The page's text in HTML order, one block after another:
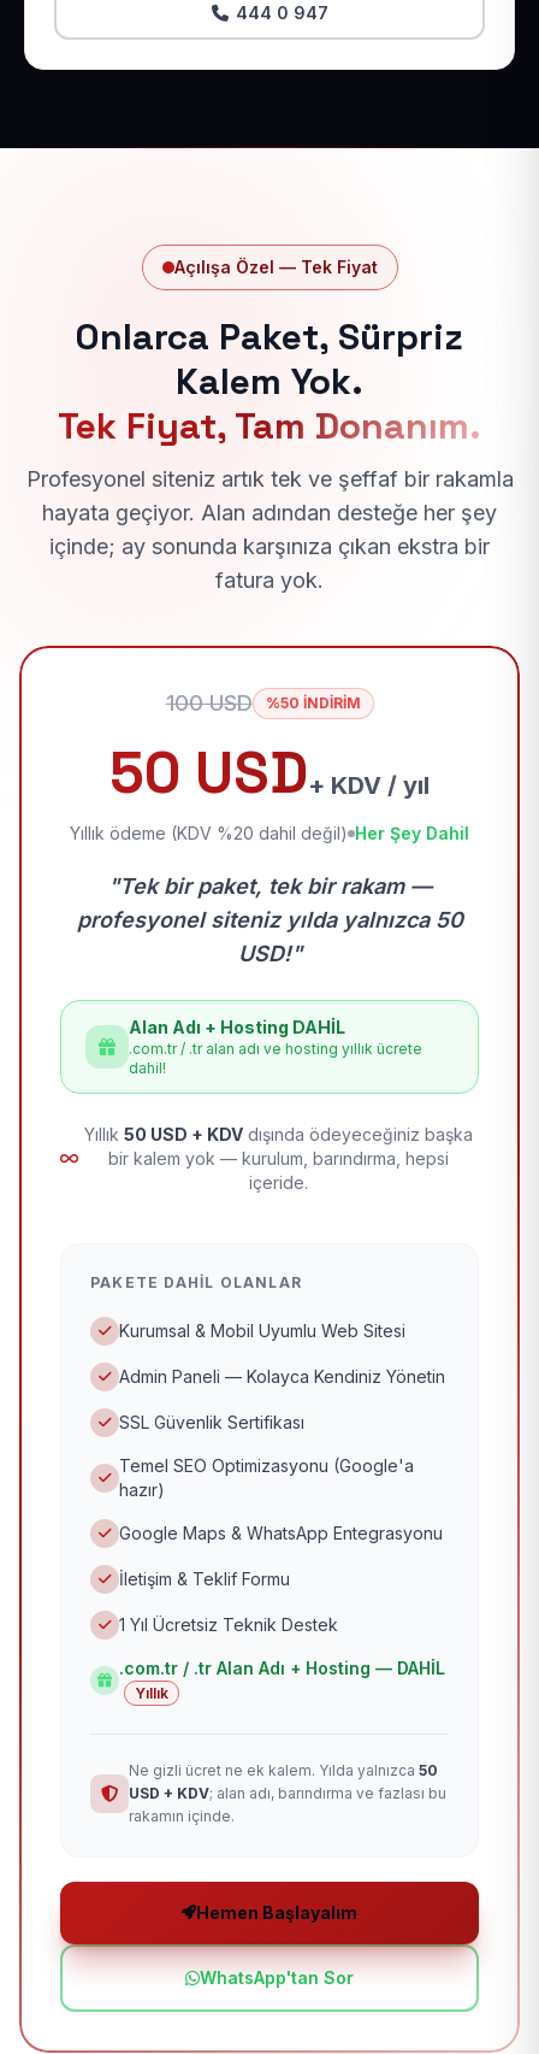
444 0 947
Açılışa Özel — Tek Fiyat
Onlarca Paket, Sürpriz
Kalem Yok.
Tek Fiyat, Tam Donanım.
Profesyonel siteniz artık tek ve şeffaf bir rakamla
hayata geçiyor. Alan adından desteğe her şey
içinde; ay sonunda karşınıza çıkan ekstra bir
fatura yok.
100 USD %50 İNDİRİM
50 USD+ KDV / yıl
Yıllık ödeme (KDV %20 dahil değil) Her Şey Dahil
"Tek bir paket, tek bir rakam —
profesyonel siteniz yılda yalnızca 50
USD!"
Alan Adı + Hosting DAHİL
.com.tr / .tr alan adı ve hosting yıllık ücrete
dahil!
Yıllık 50 USD + KDV dışında ödeyeceğiniz başka
bir kalem yok — kurulum, barındırma, hepsi
içeride.
PAKETE DAHIL OLANLAR
Kurumsal & Mobil Uyumlu Web Sitesi
Admin Paneli — Kolayca Kendiniz Yönetin
SSL Güvenlik Sertifikası
Temel SEO Optimizasyonu (Google'a
hazır)
Google Maps & WhatsApp Entegrasyonu
İletişim & Teklif Formu
1 Yıl Ücretsiz Teknik Destek
.com.tr / .tr Alan Adı + Hosting — DAHİL
Yıllık
Ne gizli ücret ne ek kalem. Yılda yalnızca 50
USD + KDV; alan adı, barındırma ve fazlası bu
rakamın içinde.
Hemen Başlayalım
WhatsApp'tan Sor